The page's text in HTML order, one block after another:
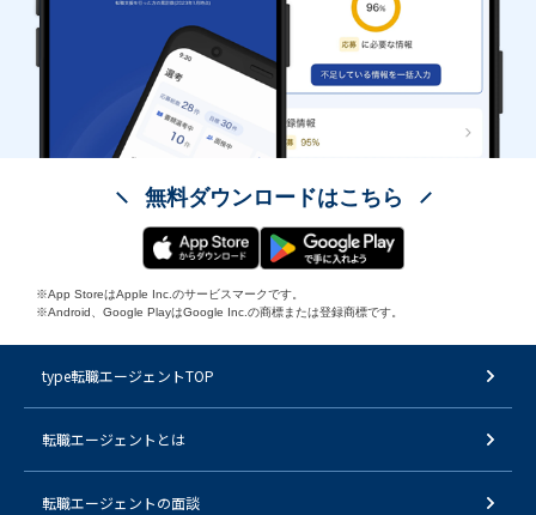
無料ダウンロードはこちら
※App StoreはApple Inc.のサービスマークです。
※Android、Google PlayはGoogle Inc.の商標または登録商標です。
type転職エージェントTOP
転職エージェントとは
転職エージェントの面談